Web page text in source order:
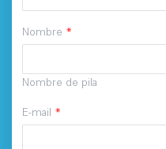
Nombre *
Nombre de pila
E-mail *